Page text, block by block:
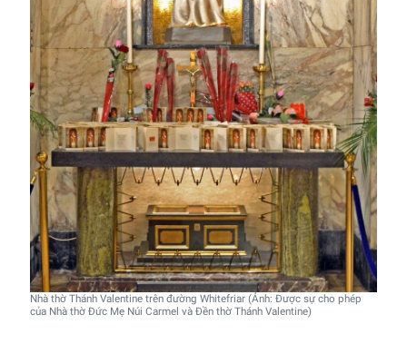
Nhà thờ Thánh Valentine trên đường Whitefriar (Ảnh: Được sự cho phép
của Nhà thờ Đức Mẹ Núi Carmel và Đền thờ Thánh Valentine)